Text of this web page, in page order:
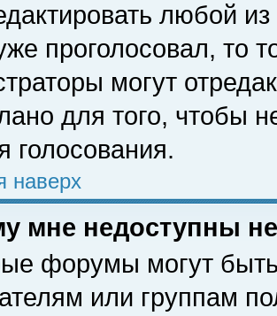
любой
проголосовал, то
могут
для того, чтобы
голосования.
наверх
мне недоступны
форумы могут
или группам